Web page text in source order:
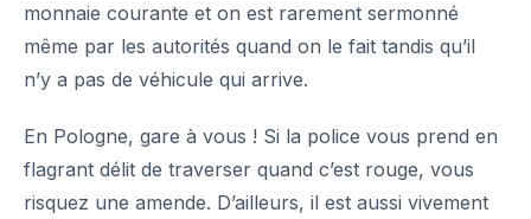
monnaie courante et on est rarement sermonné
même par les autorités quand on le fait tandis qu’il
n’y a pas de véhicule qui arrive.
En Pologne, gare à vous ! Si la police vous prend en
flagrant délit de traverser quand c’est rouge, vous
risquez une amende. D’ailleurs, il est aussi vivement